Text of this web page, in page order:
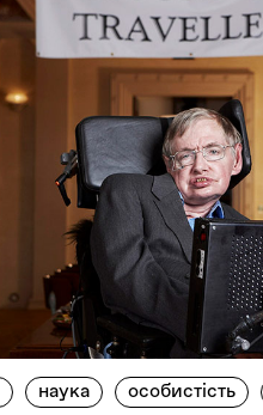
наука особистість